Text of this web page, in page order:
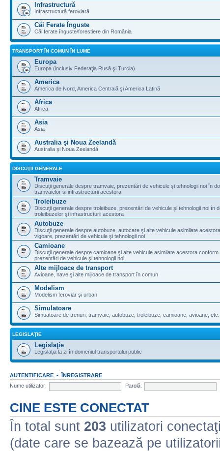
Infrastructură
Infrastructură feroviară
Căi Ferate Înguste
Căi ferate înguste/forestiere din România
TRANSPORT ÎN COMUN ÎN LUME
Europa
Europa (inclusiv Federaţia Rusă şi Turcia)
America
America de Nord, America Centrală şi America Latină
Africa
Africa
Asia
Asia
Australia şi Noua Zeelandă
Australia şi Noua Zeelandă
DISCUŢII GENERALE
Tramvaie
Discuţii generale despre tramvaie, prezentări de vehicule şi tehnologii noi în
tramvaielor şi infrastructurii acestora
Troleibuze
Discuţii generale despre troleibuze, prezentări de vehicule şi tehnologii noi în
troleibuzelor şi infrastructurii acestora
Autobuze
Discuţii generale despre autobuze, autocare şi alte vehicule asimilate
vigoare, prezentări de vehicule şi tehnologii noi
Camioane
Discuţii generale despre camioane şi alte vehicule asimilate acestora
prezentări de vehicule şi tehnologii noi
Alte mijloace de transport
Avioane, nave şi alte mijloace de transport în comun
Modelism
Modelism feroviar şi urban
Simulatoare
Simuatoare de trenuri, tramvaie, autobuze, troleibuze, camioane, avioane, etc.
LEGISLAŢIE
Legislaţie
Legislaţia la zi în domeniul transportului public
AUTENTIFICARE • ÎNREGISTRARE
Nume utilizator:
Parolă:
CINE ESTE CONECTAT
În total sunt 203 utilizatori
(date care se bazează pe